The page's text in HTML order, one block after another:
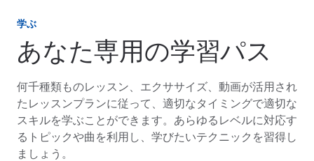
学ぶ
あなた専用の学習パス
何千種類ものレッスン、エクササイズ、動画が活用され
たレッスンプランに従って、適切なタイミングで適切な
スキルを学ぶことができます。あらゆるレベルに対応す
るトピックや曲を利用し、学びたいテクニックを習得し
ましょう。